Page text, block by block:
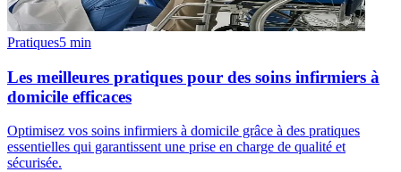
Pratiques5 min
Les meilleures pratiques pour des soins infirmiers à
domicile efficaces
Optimisez vos soins infirmiers à domicile grâce à des pratiques
essentielles qui garantissent une prise en charge de qualité et
sécurisée.